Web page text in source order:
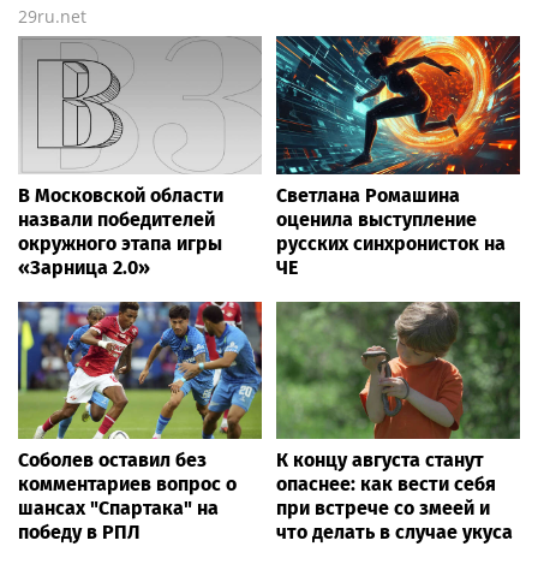
29ru.net
В Московской области
назвали победителей
окружного этапа игры
«Зарница 2.0»
Светлана Ромашина
оценила выступление
русских синхронисток на
ЧЕ
Соболев оставил без
комментариев вопрос о
шансах "Спартака" на
победу в РПЛ
К концу августа станут
опаснее: как вести себя
при встрече со змеей и
что делать в случае укуса